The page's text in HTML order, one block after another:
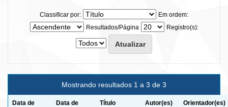
Classificar por:
Em ordem:
Resultados/Página
Registro(s):
Mostrando resultados 1 a 3 de 3
Data de
Data de
Título Autor(es) Orientador(es)